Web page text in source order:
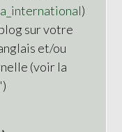
)
sur votre
et/ou
(voir la